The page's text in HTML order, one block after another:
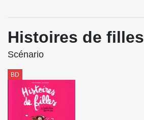
Histoires de filles
Scénario
BD